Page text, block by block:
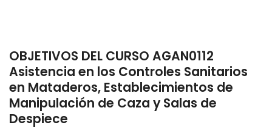
OBJETIVOS DEL CURSO AGAN0112
Asistencia en los Controles Sanitarios
en Mataderos, Establecimientos de
Manipulación de Caza y Salas de
Despiece